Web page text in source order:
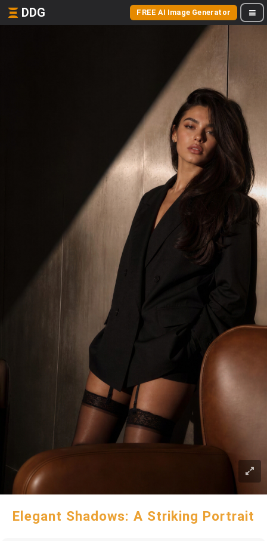
DDG FREE AI Image Generator
Elegant Shadows: A Striking Portrait